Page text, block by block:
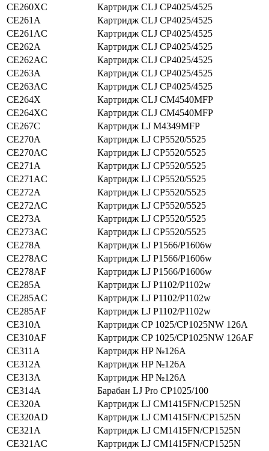
CE260XС
Картридж CLJ CP4025/4525
CE261A
Картридж CLJ CP4025/4525
CE261AC
Картридж CLJ CP4025/4525
CE262A
Картридж CLJ CP4025/4525
CE262AC
Картридж CLJ CP4025/4525
CE263A
Картридж CLJ CP4025/4525
CE263AC
Картридж CLJ CP4025/4525
CE264X
Картридж CLJ CM4540MFP
CE264XC
Картридж CLJ CM4540MFP
CE267C
Картридж LJ M4349MFP
CE270A
Картридж LJ CP5520/5525
CE270AC
Картридж LJ CP5520/5525
CE271A
Картридж LJ CP5520/5525
CE271AС
Картридж LJ CP5520/5525
CE272A
Картридж LJ CP5520/5525
CE272AC
Картридж LJ CP5520/5525
CE273A
Картридж LJ CP5520/5525
CE273AC
Картридж LJ CP5520/5525
CE278A
Картридж LJ P1566/P1606w
CE278AC
Картридж LJ P1566/P1606w
CE278AF
Картридж LJ P1566/P1606w
CE285A
Картридж LJ P1102/P1102w
CE285AC
Картридж LJ P1102/P1102w
CE285AF
Картридж LJ P1102/P1102w
CE310A
Картридж CP 1025/CP1025NW 126A
CE310AF
Картридж CP 1025/CP1025NW 126AF
CE311A
Картридж HP №126A
CE312A
Картридж HP №126А
CE313A
Картридж HP №126A
CE314A
Барабан LJ Pro CP1025/100
CE320A
Картридж LJ CM1415FN/CP1525N
CE320AD
Картридж LJ CM1415FN/CP1525N
CE321A
Картридж LJ CM1415FN/CP1525N
CE321AC
Картридж LJ CM1415FN/CP1525N